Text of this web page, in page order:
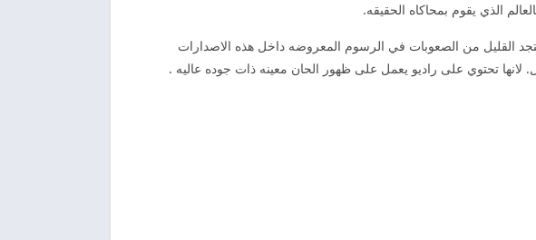
الذي يقوم بمحاكاه الحقيقه.
القليل من الصعوبات في الرسوم المعروضه داخل هذه الاصدارات
تحتوي على راديو يعمل على ظهور الحان معينه ذات جوده عاليه .